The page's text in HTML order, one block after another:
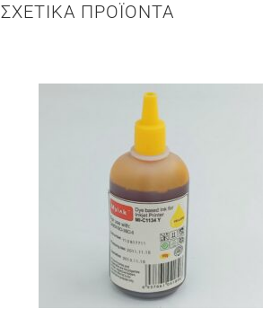
ΣΧΕΤΙΚΆ ΠΡΟΪΌΝΤΑ